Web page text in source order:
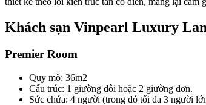
Khách sạn Vinpearl Luxury
Premier Room
Quy mô: 36m2
Cấu trúc: 1 giường đôi hoặc 2 giường đơn.
Sức chứa: 4 người (trong đó tối đa 3 người